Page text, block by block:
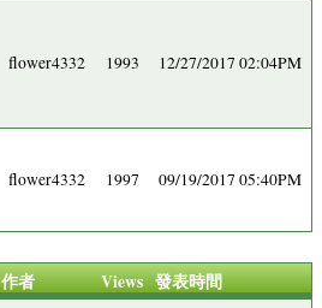
flower4332 1993 12/27/2017 02:04PM
flower4332 1997 09/19/2017 05:40PM
作者 Views 發表時間